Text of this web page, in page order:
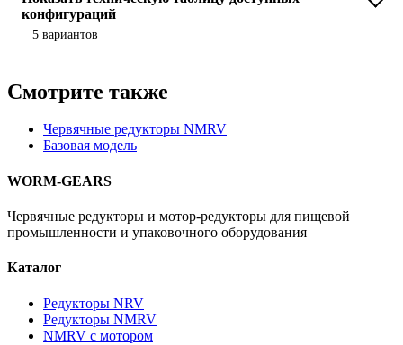
конфигураций
5 вариантов
Смотрите также
Червячные редукторы NMRV
Базовая модель
WORM-GEARS
Червячные редукторы и мотор-редукторы для пищевой
промышленности и упаковочного оборудования
Каталог
Редукторы NRV
Редукторы NMRV
NMRV с мотором